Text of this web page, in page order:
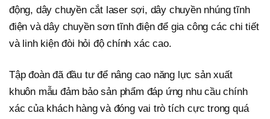
động, dây chuyền cắt laser sợi, dây chuyền nhúng tĩnh
điện và dây chuyền sơn tĩnh điện để gia công các chi tiết
và linh kiện đòi hỏi độ chính xác cao.
Tập đoàn đã đầu tư để nâng cao năng lực sản xuất
khuôn mẫu đảm bảo sản phẩm đáp ứng nhu cầu chính
xác của khách hàng và đóng vai trò tích cực trong quá